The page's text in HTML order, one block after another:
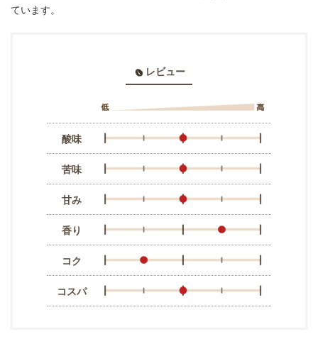
ています。
レビュー
酸味
苦味
甘み
香り
コク
コスパ